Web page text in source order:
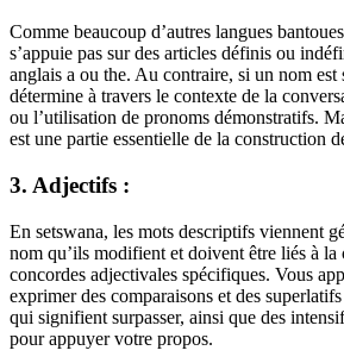
Comme beaucoup d’autres langues
s’appuie pas sur des articles définis ou
anglais a ou the. Au contraire, si un nom est
détermine à travers le contexte de la
ou l’utilisation de pronoms démonstratifs.
est une partie essentielle de la construction
3. Adjectifs :
En setswana, les mots descriptifs viennent
nom qu’ils modifient et doivent être liés à la
concordes adjectivales spécifiques. Vous
exprimer des comparaisons et des
qui signifient surpasser, ainsi que des
pour appuyer votre propos.